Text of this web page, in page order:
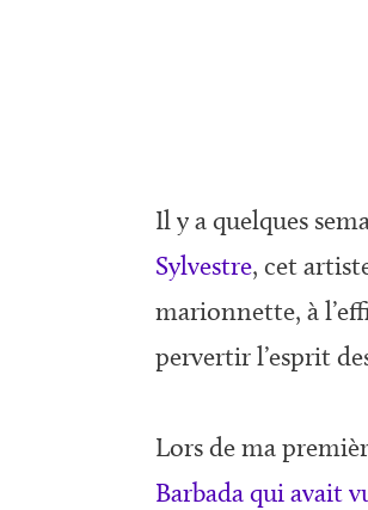
Il y a quelques
Sylvestre, cet
marionnette, à
pervertir l’esprit
Lors de ma
Barbada qui avait